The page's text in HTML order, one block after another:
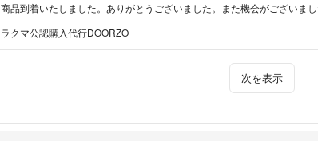
商品到着いたしました。ありがとうございました。また機会がございま
ラクマ公認購入代行DOORZO
次を表示